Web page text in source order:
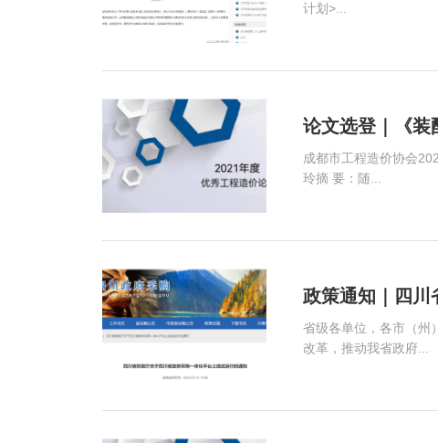
计划>...
论文选登｜《装
成都市工程造价协会
玲摘 要：随...
政策通知｜四川
省级各单位，各市（州
改革，推动我省政府...